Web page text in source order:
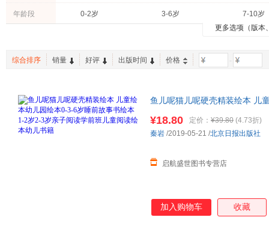
辽宁少年儿童出版社
辽宁科学技术出版社
江西高
知识出版社
周翔
周龙梅
郑振铎
托本·库曼
彭懿
米吉卡
年龄段 0-2岁 3-6岁
7-10岁
更多选项（版本
综合排序 销量 好评 出版时间 价格 -
鱼儿呢猫儿呢硬壳精装绘本 儿
¥18.80 定价： ¥39.80 (4.73折)
启航盛世图书专营店
秦岩 /2019-05-21 /北京日报出版社
加入购物车 收藏